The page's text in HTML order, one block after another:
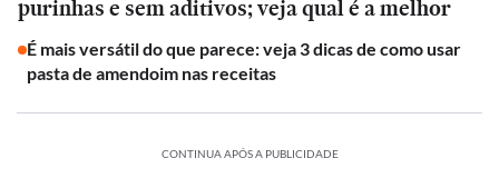
purinhas e sem aditivos; veja qual é a melhor
É mais versátil do que parece: veja 3 dicas de como usar
pasta de amendoim nas receitas
CONTINUA APÓS A PUBLICIDADE